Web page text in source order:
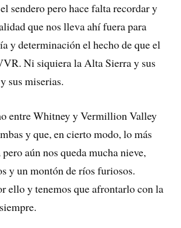
sendero pero hace falta recordar y
que nos lleva ahí fuera para
y determinación el hecho de que el
Ni siquiera la Alta Sierra y sus
sus miserias.
entre Whitney y Vermillion Valley
y que, en cierto modo, lo más
aún nos queda mucha nieve,
y un montón de ríos furiosos.
ello y tenemos que afrontarlo con la